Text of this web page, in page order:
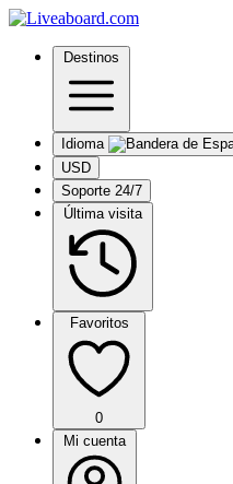
Destinos
Idioma
USD
Soporte 24/7
Última visita
Favoritos
0
Mi cuenta